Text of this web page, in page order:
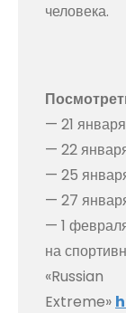
человека.
— 21
— 22
— 25
— 27
— 1
на
«Russian
Extreme»